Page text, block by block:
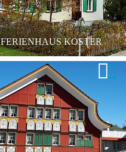
FERIENHAUS KOSTER